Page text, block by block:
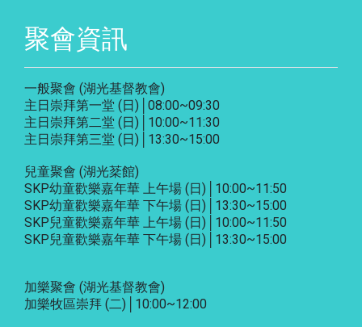
聚會資訊
一般聚會 (湖光基督教會)
主日崇拜第一堂 (日)│08:00~09:30
主日崇拜第二堂 (日)│10:00~11:30
主日崇拜第三堂 (日)│13:30~15:00
兒童聚會 (湖光棻館)
SKP幼童歡樂嘉年華 上午場 (日)│10:00~11:50
SKP幼童歡樂嘉年華 下午場 (日)│13:30~15:00
SKP兒童歡樂嘉年華 上午場 (日)│10:00~11:50
SKP兒童歡樂嘉年華 下午場 (日)│13:30~15:00
加樂聚會 (湖光基督教會)
加樂牧區崇拜 (二)│10:00~12:00